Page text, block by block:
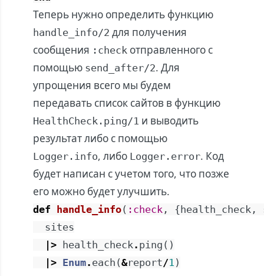
Теперь нужно определить функцию
handle_info/2 для получения
сообщения :check отправленного с
помощью send_after/2. Для
упрощения всего мы будем
передавать список сайтов в функцию
HealthCheck.ping/1 и выводить
результат либо с помощью
Logger.info, либо Logger.error. Код
будет написан с учетом того, что позже
его можно будет улучшить.
def handle_info( :check , { health_check ,
sites
|>
health_check. ping ( )
|> Enum. each (&report/1 )